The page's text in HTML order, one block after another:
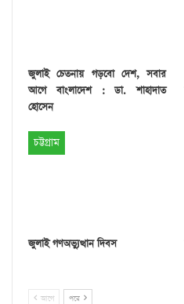
জুলাই চেতনায় গড়বো দেশ, সবার
আগে বাংলাদেশ : ডা. শাহাদাত
হোসেন
চট্টগ্রাম
জুলাই গণঅভ্যুত্থান দিবস
আগে পরে